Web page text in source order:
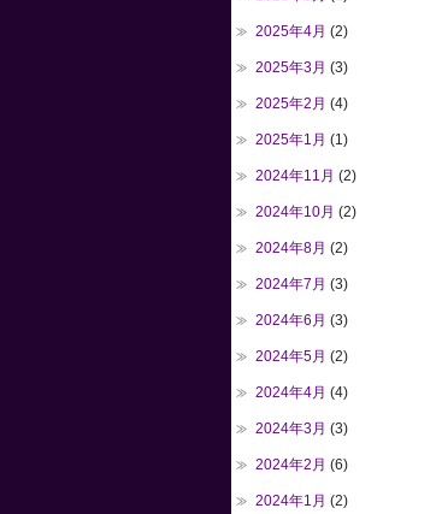
2025年4月 (2)
2025年3月 (3)
2025年2月 (4)
2025年1月 (1)
2024年11月 (2)
2024年10月 (2)
2024年8月 (2)
2024年7月 (3)
2024年6月 (3)
2024年5月 (2)
2024年4月 (4)
2024年3月 (3)
2024年2月 (6)
2024年1月 (2)